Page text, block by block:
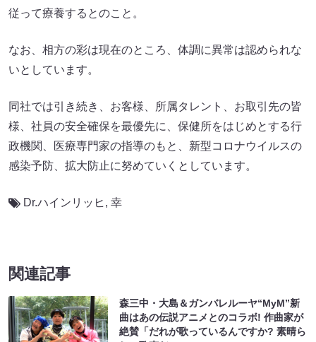
従って療養するとのこと。
なお、相方の彩は現在のところ、体調に異常は認められな
いとしています。
同社では引き続き、お客様、所属タレント、お取引先の皆
様、社員の安全確保を最優先に、保健所をはじめとする行
政機関、医療専門家の指導のもと、新型コロナウイルスの
感染予防、拡大防止に努めていくとしています。
Dr.ハインリッヒ , 幸
関連記事
森三中・大島＆ガンバレルーヤ“MyM”新
曲はあの伝説アニメとのコラボ! 作曲家が
絶賛「だれが歌っているんですか? 素晴ら